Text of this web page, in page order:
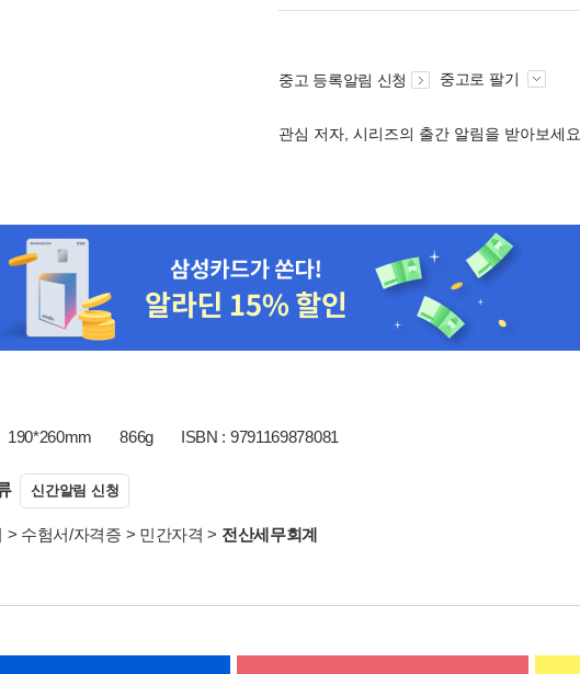
중고 등록알림 신청 중고로 팔기
관심 저자, 시리즈의 출간 알림을 받아보세요
190*260mm 866g ISBN : 9791169878081
신간알림 신청
> 수험서/자격증 > 민간자격 > 전산세무회계